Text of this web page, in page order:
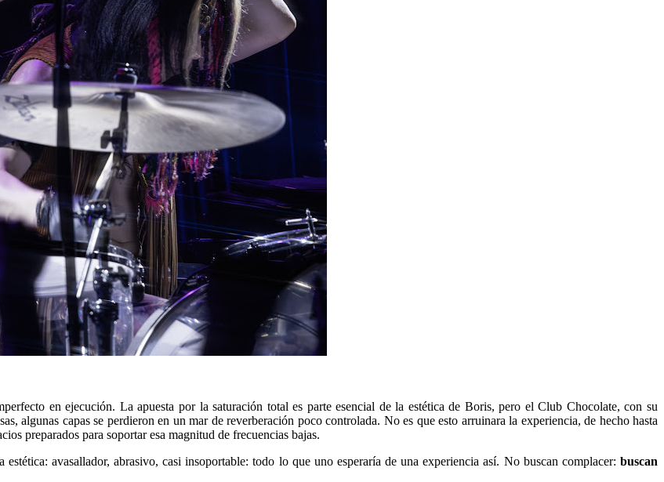
en ejecución. La apuesta por la saturación total es parte esencial de la estética de Boris, pero el Club Chocolate, con su
algunas capas se perdieron en un mar de reverberación poco controlada. No es que esto arruinara la experiencia, de hecho hasta
preparados para soportar esa magnitud de frecuencias bajas.
avasallador, abrasivo, casi insoportable: todo lo que uno esperaría de una experiencia así. No buscan complacer: buscan